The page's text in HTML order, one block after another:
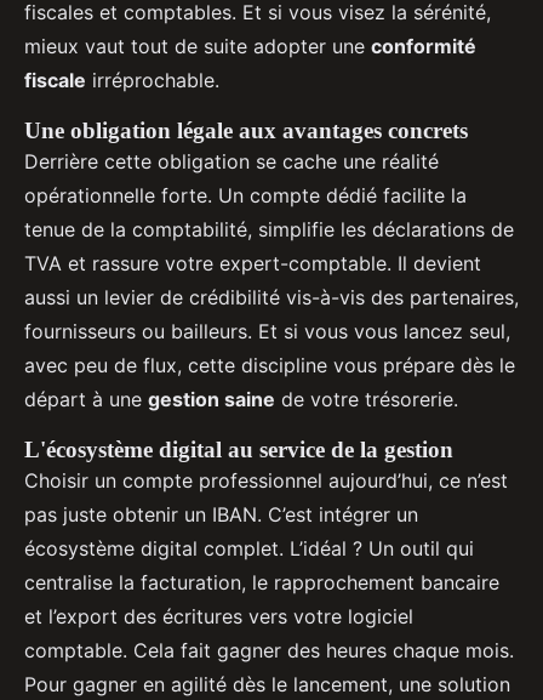
fiscales et comptables. Et si vous visez la sérénité,
mieux vaut tout de suite adopter une conformité
fiscale irréprochable.
Une obligation légale aux avantages concrets
Derrière cette obligation se cache une réalité
opérationnelle forte. Un compte dédié facilite la
tenue de la comptabilité, simplifie les déclarations de
TVA et rassure votre expert-comptable. Il devient
aussi un levier de crédibilité vis-à-vis des partenaires,
fournisseurs ou bailleurs. Et si vous vous lancez seul,
avec peu de flux, cette discipline vous prépare dès le
départ à une gestion saine de votre trésorerie.
L'écosystème digital au service de la gestion
Choisir un compte professionnel aujourd’hui, ce n’est
pas juste obtenir un IBAN. C’est intégrer un
écosystème digital complet. L’idéal ? Un outil qui
centralise la facturation, le rapprochement bancaire
et l’export des écritures vers votre logiciel
comptable. Cela fait gagner des heures chaque mois.
Pour gagner en agilité dès le lancement, une solution